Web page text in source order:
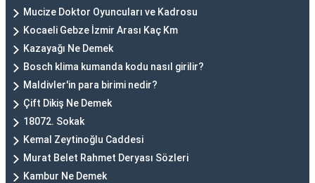
Mucize Doktor Oyuncuları ve Kadrosu
Kocaeli Gebze İzmir Arası Kaç Km
Kazayağı Ne Demek
Bosch klima kumanda kodu nasıl girilir?
Maldivler'in para birimi nedir?
Çift Dikiş Ne Demek
18072. Sokak
Kemal Zeytinoğlu Caddesi
Murat Belet Rahmet Deryası Sözleri
Kambur Ne Demek